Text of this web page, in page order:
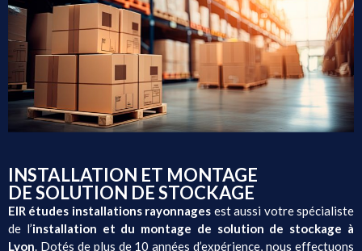
INSTALLATION ET MONTAGE
DE SOLUTION DE STOCKAGE
EIR études installations rayonnages est aussi votre spécialiste
de l’installation et du montage de solution de stockage à
Lyon. Dotés de plus de 10 années d’expérience, nous effectuons